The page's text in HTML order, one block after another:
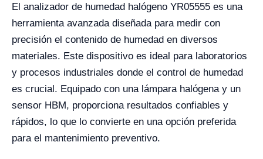
El analizador de humedad halógeno YR05555 es una
herramienta avanzada diseñada para medir con
precisión el contenido de humedad en diversos
materiales. Este dispositivo es ideal para laboratorios
y procesos industriales donde el control de humedad
es crucial. Equipado con una lámpara halógena y un
sensor HBM, proporciona resultados confiables y
rápidos, lo que lo convierte en una opción preferida
para el mantenimiento preventivo.